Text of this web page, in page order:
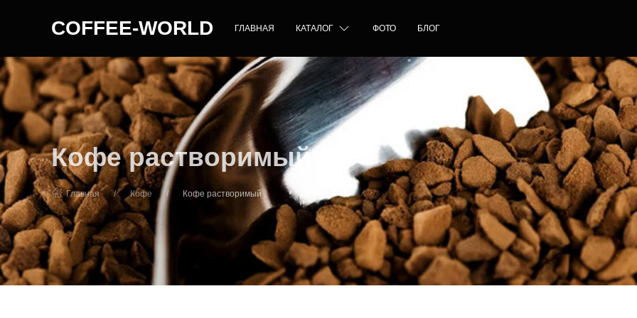
COFFEE-WORLD ГЛАВНАЯ КАТАЛОГ ФОТО БЛОГ
Кофе растворимый
Главная Кофе Кофе растворимый